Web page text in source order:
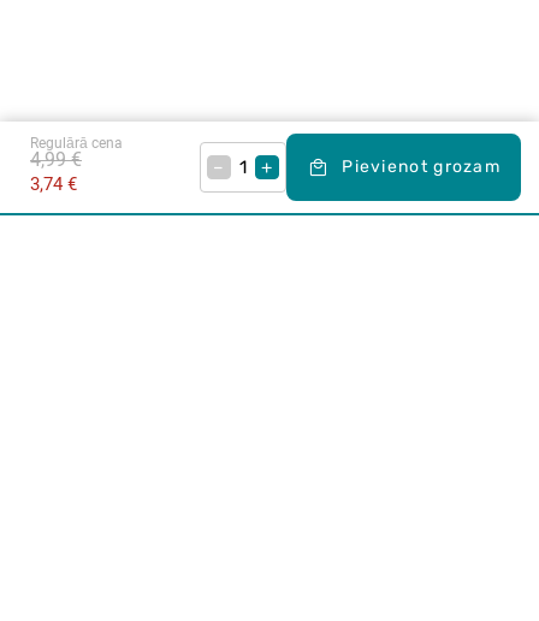
Regulārā cena
3,74 €
4,99 € – + Pievienot grozam